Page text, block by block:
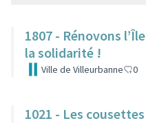
1807 - Rénovons
la solidarité !
Ville de Villeurbanne 0
1021 - Les